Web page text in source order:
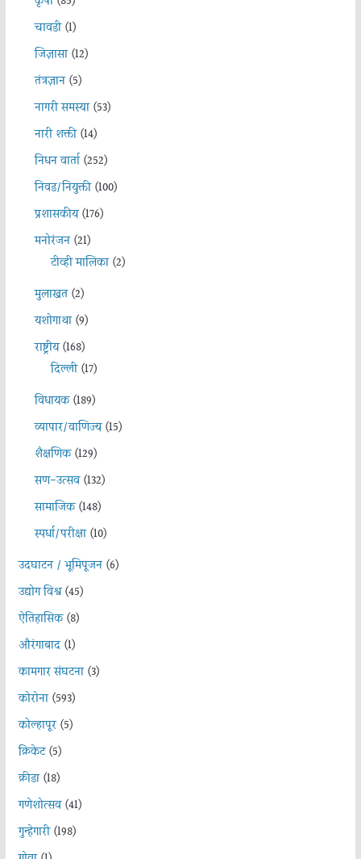
चावडी(1)
जिज्ञासा(12)
तंत्रज्ञान(5)
नागरी समस्या(53)
नारी शक्ती(14)
निधन वार्ता(252)
निवड/नियुक्ती(100)
प्रशासकीय(176)
मनोरंजन(21)
टीव्ही मालिका(2)
मुलाखत(2)
यशोगाथा(9)
राष्ट्रीय(168)
दिल्ली(17)
विधायक(189)
व्यापार/वाणिज्य(15)
शैक्षणिक(129)
सण-उत्सव(132)
सामाजिक(148)
स्पर्धा/परीक्षा(10)
उदघाटन / भूमिपूजन(6)
उद्योग विश्व(45)
ऐतिहासिक(8)
औरंगाबाद(1)
कामगार संघटना(3)
कोरोना(593)
कोल्हापूर(5)
क्रिकेट(5)
क्रीडा(18)
गणेशोत्सव(41)
गुन्हेगारी(198)